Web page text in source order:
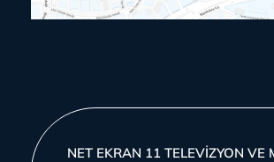
NET EKRAN 11 TELEVİZYON VE